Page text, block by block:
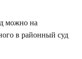
можно на
в районный суд